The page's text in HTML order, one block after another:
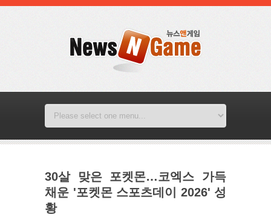
30살 맞은 포켓몬…코엑스 가득
채운 '포켓몬 스포츠데이 2026' 성
황